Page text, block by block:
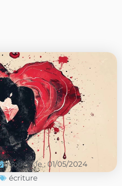
Modifié le : 01/05/2024
écriture